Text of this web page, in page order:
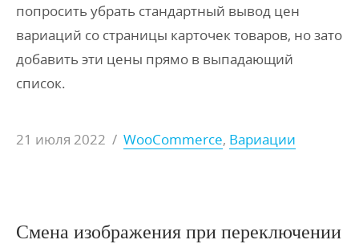
попросить убрать стандартный вывод цен
вариаций со страницы карточек товаров, но зато
добавить эти цены прямо в выпадающий
список.
21 июля 2022 / WooCommerce, Вариации
Смена изображения при переключении